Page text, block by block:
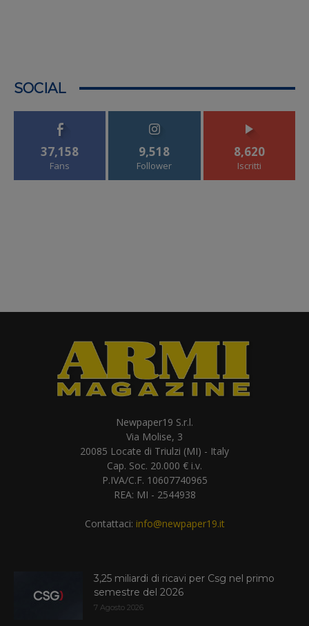
SOCIAL
37,158
Fans
9,518
Follower
8,620
Iscritti
Newpaper19 S.r.l.
Via Molise, 3
20085 Locate di Triulzi (MI) - Italy
Cap. Soc. 20.000 € i.v.
P.IVA/C.F. 10607740965
REA: MI - 2544938
Contattaci: info@newpaper19.it
3,25 miliardi di ricavi per Csg nel primo
semestre del 2026
7 Agosto 2026